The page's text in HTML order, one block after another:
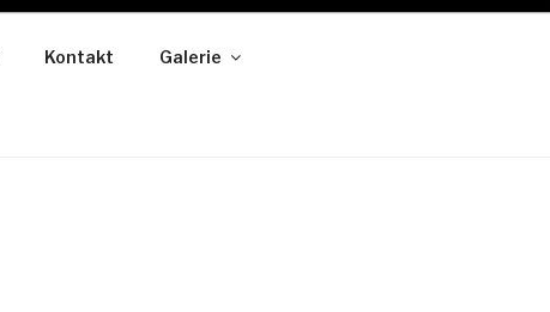
Kontakt Galerie